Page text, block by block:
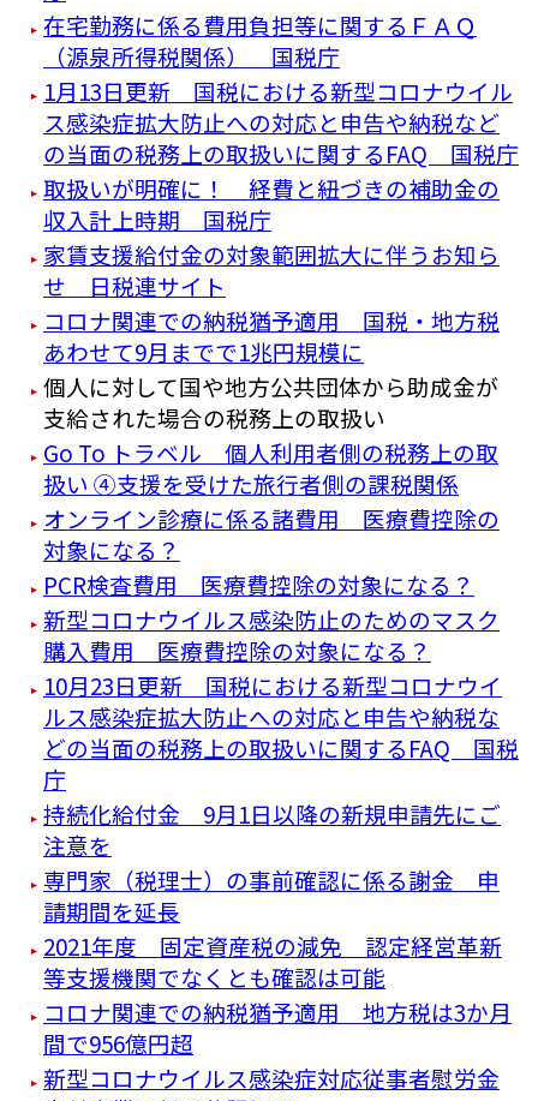
在宅勤務に係る費用負担等に関するＦＡＱ
（源泉所得税関係） 国税庁
1月13日更新 国税における新型コロナウイル
ス感染症拡大防止への対応と申告や納税など
の当面の税務上の取扱いに関するFAQ 国税庁
取扱いが明確に！ 経費と紐づきの補助金の
収入計上時期 国税庁
家賃支援給付金の対象範囲拡大に伴うお知ら
せ 日税連サイト
コロナ関連での納税猶予適用 国税・地方税
あわせて9月までで1兆円規模に
個人に対して国や地方公共団体から助成金が
支給された場合の税務上の取扱い
Go To トラベル 個人利用者側の税務上の取
扱い ④支援を受けた旅行者側の課税関係
オンライン診療に係る諸費用 医療費控除の
対象になる？
PCR検査費用 医療費控除の対象になる？
新型コロナウイルス感染防止のためのマスク
購入費用 医療費控除の対象になる？
10月23日更新 国税における新型コロナウイ
ルス感染症拡大防止への対応と申告や納税な
どの当面の税務上の取扱いに関するFAQ 国税
庁
持続化給付金 9月1日以降の新規申請先にご
注意を
専門家（税理士）の事前確認に係る謝金 申
請期間を延長
2021年度 固定資産税の減免 認定経営革新
等支援機関でなくとも確認は可能
コロナ関連での納税猶予適用 地方税は3か月
間で956億円超
新型コロナウイルス感染症対応従事者慰労金